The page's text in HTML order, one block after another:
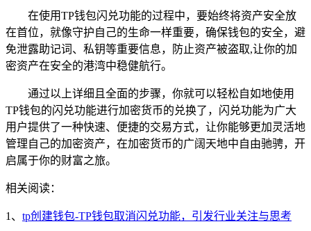
在使用TP钱包闪兑功能的过程中，要始终将资产安全放
在首位，就像守护自己的生命一样重要，确保钱包的安全，避
免泄露助记词、私钥等重要信息，防止资产被盗取,让你的加
密资产在安全的港湾中稳健航行。
通过以上详细且全面的步骤，你就可以轻松自如地使用
TP钱包的闪兑功能进行加密货币的兑换了，闪兑功能为广大
用户提供了一种快速、便捷的交易方式，让你能够更加灵活地
管理自己的加密资产，在加密货币的广阔天地中自由驰骋，开
启属于你的财富之旅。
相关阅读：
1、 tp创建钱包-TP钱包取消闪兑功能，引发行业关注与思考